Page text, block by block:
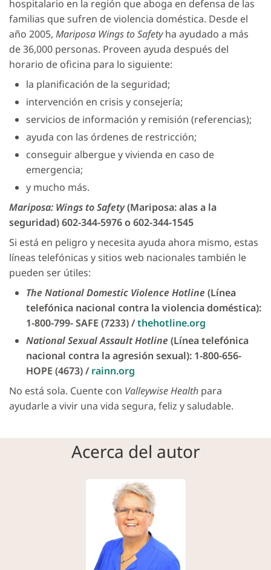
hospitalario en la región que aboga en defensa de las
familias que sufren de violencia doméstica. Desde el
año 2005, Mariposa Wings to Safetyha ayudado a más
de 36,000 personas. Proveen ayuda después del
horario de oficina para lo siguiente:
la planificación de la seguridad;
intervención en crisis y consejería;
servicios de información y remisión (referencias);
ayuda con las órdenes de restricción;
conseguir albergue y vivienda en caso de
emergencia;
y mucho más.
Mariposa: Wings to Safety(Mariposa: alas a la
seguridad) 602-344-5976 o 602-344-1545
Si está en peligro y necesita ayuda ahora mismo, estas
líneas telefónicas y sitios web nacionales también le
pueden ser útiles:
The National Domestic Violence Hotline (Línea
telefónica nacional contra la violencia doméstica):
1-800-799- SAFE (7233) /thehotline.org
National Sexual Assault Hotline (Línea telefónica
nacional contra la agresión sexual): 1-800-656-
HOPE (4673) / rainn.org
No está sola. Cuente con Valleywise Health para
ayudarle a vivir una vida segura, feliz y saludable.
Acerca del autor